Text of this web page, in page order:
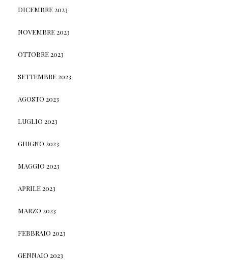
DICEMBRE 2023
NOVEMBRE 2023
OTTOBRE 2023
SETTEMBRE 2023
AGOSTO 2023
LUGLIO 2023
GIUGNO 2023
MAGGIO 2023
APRILE 2023
MARZO 2023
FEBBRAIO 2023
GENNAIO 2023